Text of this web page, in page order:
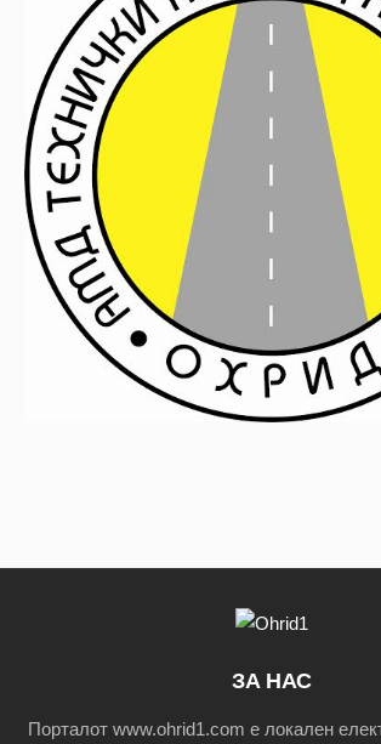
ЗА НАС
Порталот www.ohrid1.com е локален